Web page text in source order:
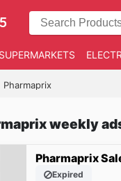
SUPERMARKETS
Pharmaprix
weekly
Pharmaprix
Expired